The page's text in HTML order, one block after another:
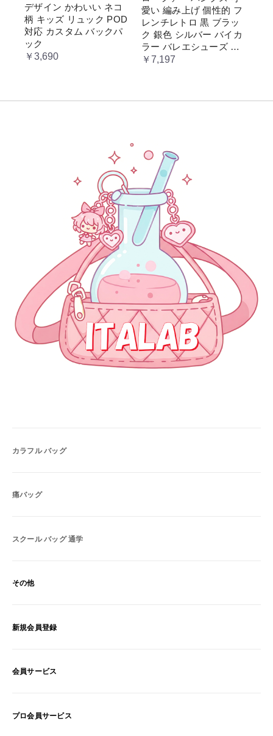
デザイン かわいい ネコ
柄 キッズ リュック POD
対応 カスタム バックパ
ック
￥3,690
愛い 編み上げ 個性的 フ
レンチレトロ 黒 ブラッ
ク 銀色 シルバー バイカ
ラー バレエシューズ 変
形ヒール 3.5cm ガーリー
￥7,197
カラフル バッグ
痛バッグ
スクール バッグ 通学
その他
新規会員登録
会員サービス
プロ会員サービス